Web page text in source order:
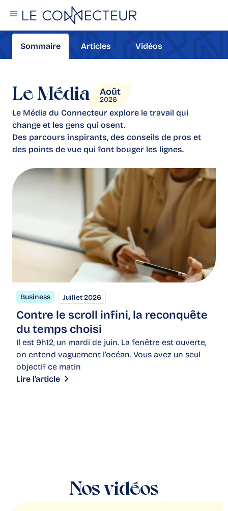
Sommaire Articles Vidéos
Le Média Août
2026
Le Média du Connecteur explore le travail qui
change et les gens qui osent.
Des parcours inspirants, des conseils de pros et
des points de vue qui font bouger les lignes.
Business Juillet 2026
Contre le scroll infini, la reconquête
du temps choisi
Il est 9h12, un mardi de juin. La fenêtre est ouverte,
on entend vaguement l’océan. Vous avez un seul
objectif ce matin
Lire l’article
Nos vidéos